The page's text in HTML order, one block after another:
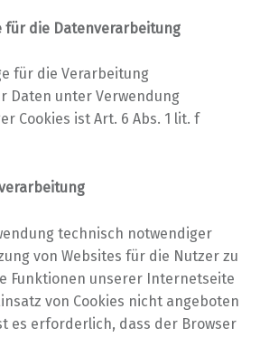
für die Datenverarbeitung
für die Verarbeitung
Daten unter Verwendung
Cookies ist Art. 6 Abs. 1 lit. f
technisch notwendiger
von Websites für die Nutzer zu
Funktionen unserer Internetseite
von Cookies nicht angeboten
es erforderlich, dass der Browser